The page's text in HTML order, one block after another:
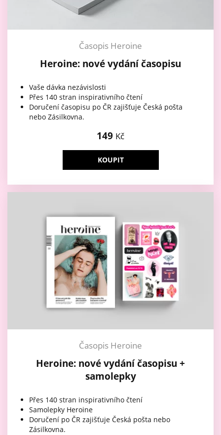
Časopis Heroine
Heroine: nové vydání časopisu
Vaše dávka nezávislosti
Přes 140 stran inspirativního čtení
Doručení časopisu po ČR zajišťuje Česká pošta
nebo Zásilkovna.
149 Kč
KOUPIT
Časopis Heroine
Heroine: nové vydání časopisu +
samolepky
Přes 140 stran inspirativního čtení
Samolepky Heroine
Doručení po ČR zajišťuje Česká pošta nebo
Zásilkovna.